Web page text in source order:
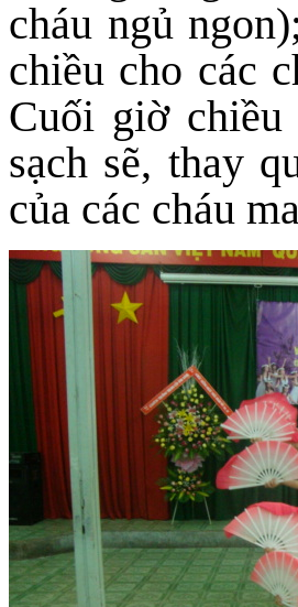
cháu ngủ
chiều cho các
Cuối giờ
sạch sẽ, thay
của các cháu